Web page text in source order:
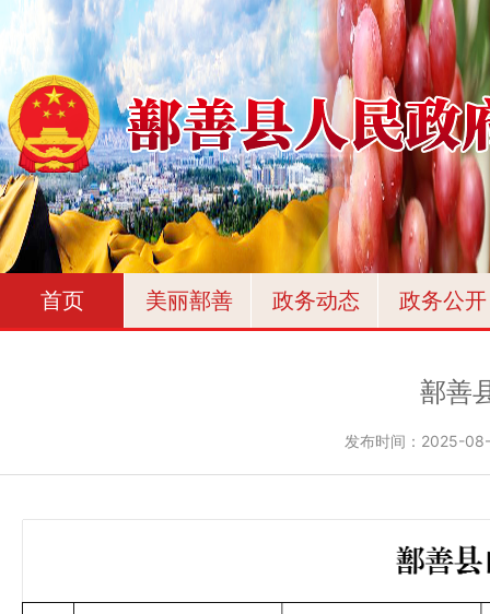
首页 美丽鄯善 政务动态 政务公开
鄯善
发布时间： 2025-